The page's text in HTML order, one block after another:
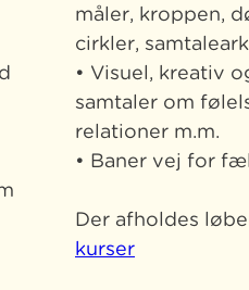
måler, kroppen,
cirkler,
• Visuel, kreativ
samtaler om
relationer m.m.
• Baner vej for
Der afholdes
kurser